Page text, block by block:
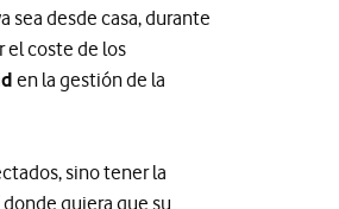
sea desde casa, durante
el coste de los
en la gestión de la
sino tener la
quiera que su